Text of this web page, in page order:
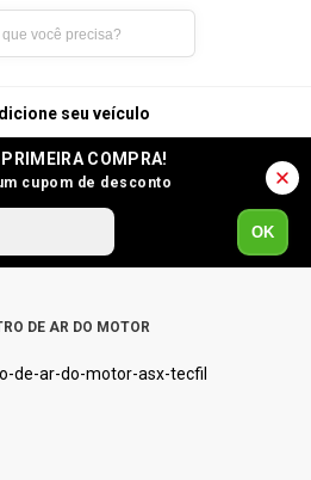
seu veículo
COMPRA!
cupom de desconto
OK
DE AR DO MOTOR